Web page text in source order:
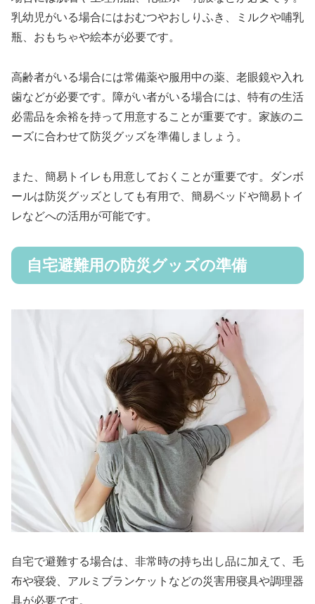
乳幼児がいる場合にはおむつやおしりふき、ミルクや哺乳
瓶、おもちゃや絵本が必要です。
高齢者がいる場合には常備薬や服用中の薬、老眼鏡や入れ
歯などが必要です。障がい者がいる場合には、特有の生活
必需品を余裕を持って用意することが重要です。家族のニ
ーズに合わせて防災グッズを準備しましょう。
また、簡易トイレも用意しておくことが重要です。ダンボ
ールは防災グッズとしても有用で、簡易ベッドや簡易トイ
レなどへの活用が可能です。
自宅避難用の防災グッズの準備
自宅で避難する場合は、非常時の持ち出し品に加えて、毛
布や寝袋、アルミブランケットなどの災害用寝具や調理器
具が必要です。